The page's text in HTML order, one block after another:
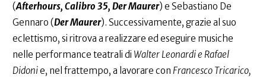
(Afterhours, Calibro 35, Der Maurer) e Sebastiano De
Gennaro (Der Maurer). Successivamente, grazie al suo
eclettismo, si ritrova a realizzare ed eseguire musiche
nelle performance teatrali di Walter Leonardi e Rafael
Didonie, nel frattempo, a lavorare con Francesco Tricarico,